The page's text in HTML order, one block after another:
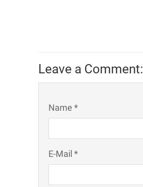
Leave a Comment:
Name *
E-Mail *